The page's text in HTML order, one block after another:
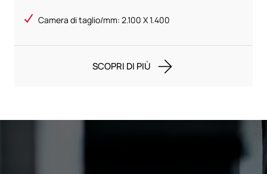
Camera di taglio/mm: 2.100 X 1.400
SCOPRI DI PIÙ